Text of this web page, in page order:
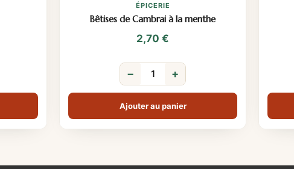
ÉPICERIE
Bêtises de Cambrai à la menthe
2,70 €
− +
Ajouter au panier